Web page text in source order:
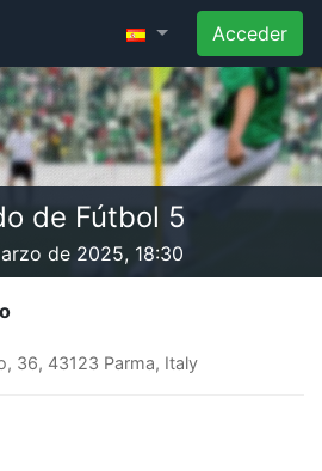
Acceder
de Fútbol 5
de 2025, 18:30
36, 43123 Parma, Italy